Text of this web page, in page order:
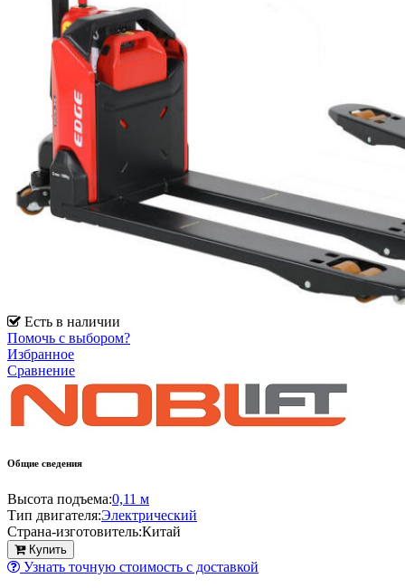
Есть в наличии
Помочь с выбором?
Избранное
Сравнение
Общие сведения
Высота подъема:0,11 м
Тип двигателя:Электрический
Страна-изготовитель:Китай
Купить
Узнать точную стоимость с доставкой